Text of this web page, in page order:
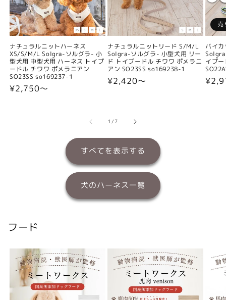
ナチュラルニットハーネス
XS/S/M/L Solgra-ソルグラ- 小
型犬用 中型犬用 ハーネス トイプ
ードル チワワ ポメラニアン
SO23SS so169237-1
通
¥2,750〜
ナチュラルニットリード S/M/L
Solgra-ソルグラ- 小型犬用 リー
ド トイプードル チワワ ポメラニ
アン SO23SS so169238-1
通
¥2,420〜
売
バイ
イプ
通
1/の
7
すべてを表示する
犬のハーネス一覧
フード